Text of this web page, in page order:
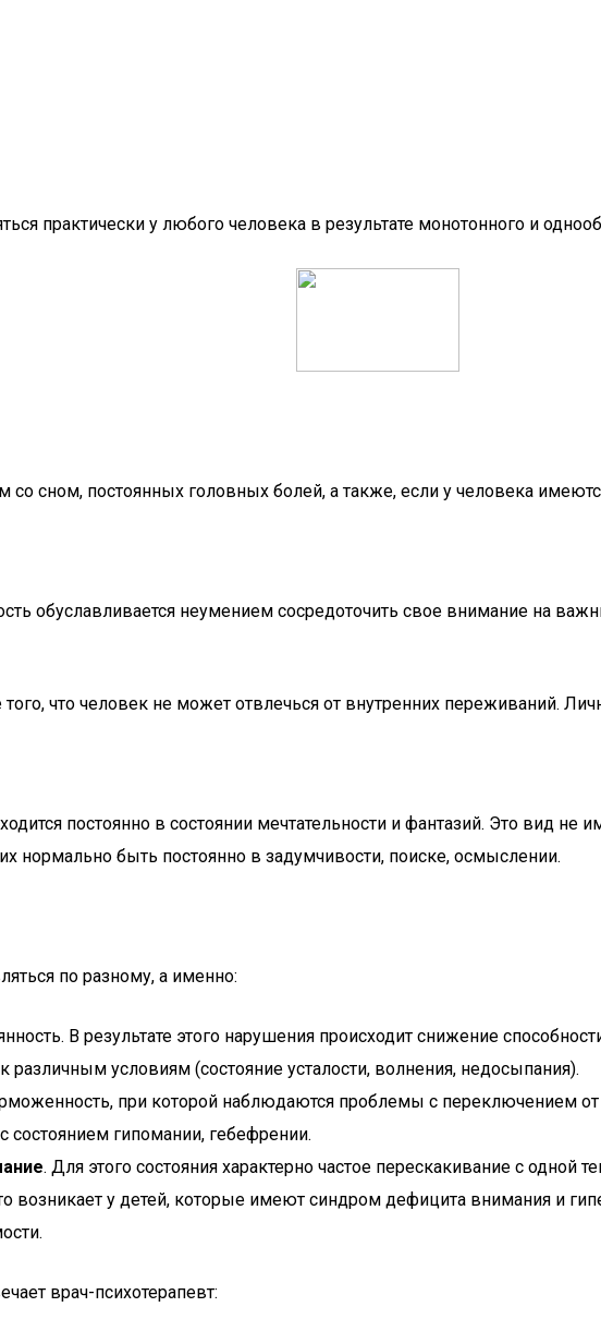
практически у любого человека в результате монотонного и
со сном, постоянных головных болей, а также, если у человека
обуславливается неумением сосредоточить свое внимание на
что человек не может отвлечься от внутренних переживаний.
постоянно в состоянии мечтательности и фантазий. Это вид не
нормально быть постоянно в задумчивости, поиске, осмыслении.
по разному, а именно:
В результате этого нарушения происходит снижение
условиям (состояние усталости, волнения, недосыпания).
при которой наблюдаются проблемы с переключением
гипомании, гебефрении.
. Для этого состояния характерно частое перескакивание с
возникает у детей, которые имеют синдром дефицита внимания и
врач-психотерапевт: